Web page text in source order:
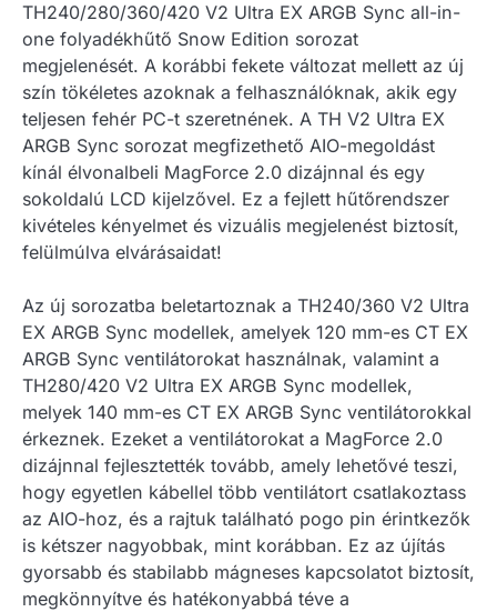
TH240/280/360/420 V2 Ultra EX ARGB Sync all-in-
one folyadékhűtő Snow Edition sorozat
megjelenését. A korábbi fekete változat mellett az új
szín tökéletes azoknak a felhasználóknak, akik egy
teljesen fehér PC-t szeretnének. A TH V2 Ultra EX
ARGB Sync sorozat megfizethető AIO-megoldást
kínál élvonalbeli MagForce 2.0 dizájnnal és egy
sokoldalú LCD kijelzővel. Ez a fejlett hűtőrendszer
kivételes kényelmet és vizuális megjelenést biztosít,
felülmúlva elvárásaidat!
Az új sorozatba beletartoznak a TH240/360 V2 Ultra
EX ARGB Sync modellek, amelyek 120 mm-es CT EX
ARGB Sync ventilátorokat használnak, valamint a
TH280/420 V2 Ultra EX ARGB Sync modellek,
melyek 140 mm-es CT EX ARGB Sync ventilátorokkal
érkeznek. Ezeket a ventilátorokat a MagForce 2.0
dizájnnal fejlesztették tovább, amely lehetővé teszi,
hogy egyetlen kábellel több ventilátort csatlakoztass
az AIO-hoz, és a rajtuk található pogo pin érintkezők
is kétszer nagyobbak, mint korábban. Ez az újítás
gyorsabb és stabilabb mágneses kapcsolatot biztosít,
megkönnyítve és hatékonyabbá téve a